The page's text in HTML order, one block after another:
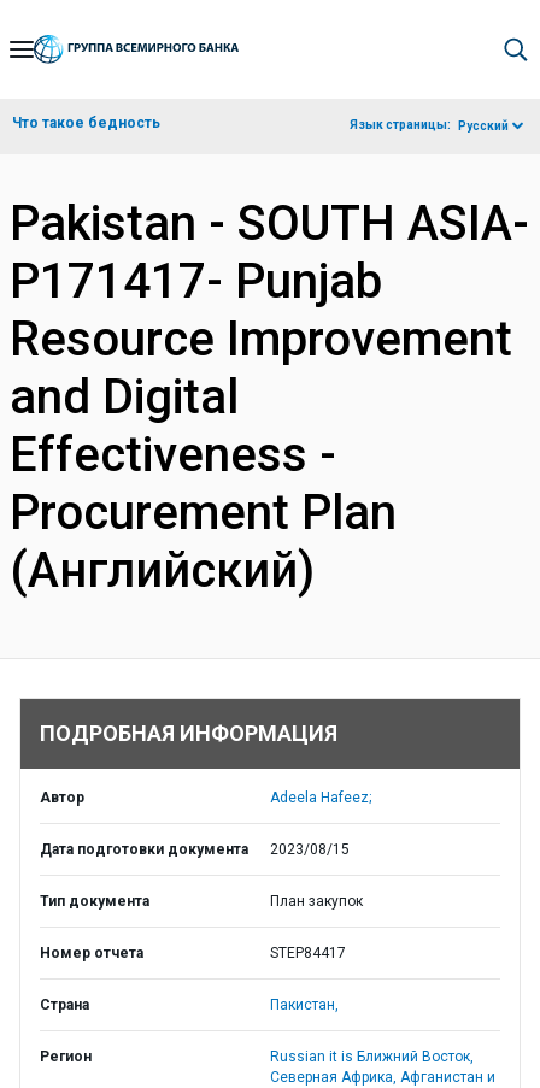
Skip
Navigation
Что такое бедность Язык страницы: Русский
Pakistan - SOUTH ASIA-
P171417- Punjab
Resource Improvement
and Digital
Effectiveness -
Procurement Plan
(Английский)
ПОДРОБНАЯ ИНФОРМАЦИЯ
Автор Adeela Hafeez;
Дата подготовки документа 2023/08/15
Тип документа План закупок
Номер отчета STEP84417
Страна Пакистан,
Регион
Russian it is Ближний Восток,
Северная Африка, Афганистан и